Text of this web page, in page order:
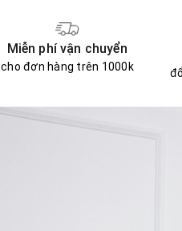
Miễn phí vận chuyển
cho đơn hàng trên 1000k